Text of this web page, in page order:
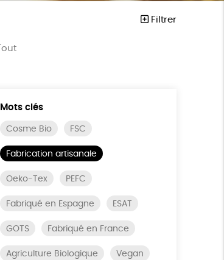
Filtrer
Tout
Mots clés
Cosme Bio FSC
Fabrication artisanale
Oeko-Tex PEFC
Fabriqué en Espagne ESAT
GOTS Fabriqué en France
Agriculture Biologique Vegan